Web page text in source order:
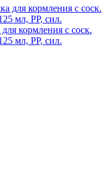
кормления с соск.
мл, PP, сил.